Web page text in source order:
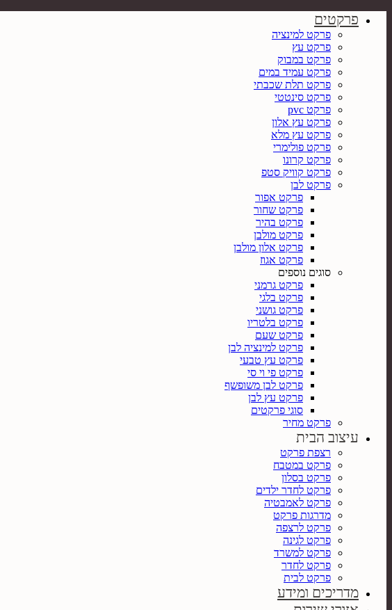
פרקטים
פרקט למינציה
פרקט עץ
פרקט במבוק
פרקט עמיד במים
פרקט תלת שכבתי
פרקט סינטטי
פרקט pvc
פרקט עץ אלון
פרקט עץ מלא
פרקט פולימרי
פרקט קרונו
פרקט קוויק סטפ
פרקט לבן
פרקט אפור
פרקט שחור
פרקט בהיר
פרקט מולבן
פרקט אלון מולבן
פרקט אגוז
סוגים נוספים
פרקט גרמני
פרקט בלגי
פרקט גושני
פרקט בלטריו
פרקט שעם
פרקט למינציה לבן
פרקט עץ טבעי
פרקט פי וי סי
פרקט לבן משופשף
פרקט עץ לבן
סוגי פרקטים
פרקט מחיר
עיצוב הבית
רצפת פרקט
פרקט במטבח
פרקט בסלון
פרקט לחדר ילדים
פרקט לאמבטיה
מדרגות פרקט
פרקט לרצפה
פרקט לגינה
פרקט למשרד
פרקט לחדר
פרקט לבית
מדריכים ומידע